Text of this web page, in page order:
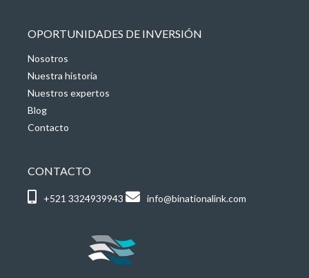
OPORTUNIDADES DE INVERSIÓN
Nosotros
Nuestra historia
Nuestros expertos
Blog
Contacto
CONTACTO
+521 3324939943 info@binationalink.com